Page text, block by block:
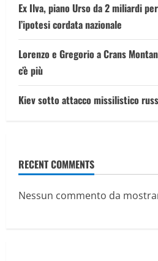
Ex Ilva, piano Urso da 2 miliardi
l’ipotesi cordata nazionale
Lorenzo e Gregorio a Crans
c’è più
Kiev sotto attacco missilistico
RECENT COMMENTS
Nessun commento da